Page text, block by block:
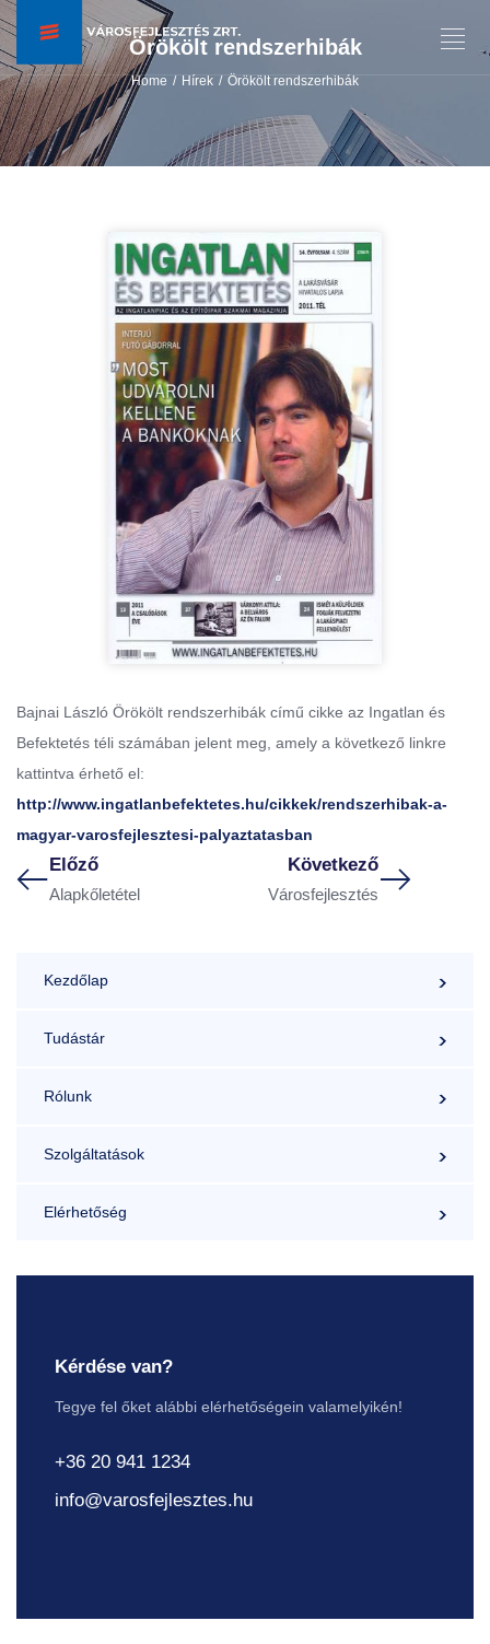
Örökölt rendszerhibák
Home / Hírek / Örökölt rendszerhibák
Bajnai László Örökölt rendszerhibák című cikke az Ingatlan és
Befektetés téli számában jelent meg, amely a következő linkre
kattintva érhető el:
http://www.ingatlanbefektetes.hu/cikkek/rendszerhibak-a-
magyar-varosfejlesztesi-palyaztatasban
Előző
Alapkőletétel
Következő
Városfejlesztés
Kezdőlap
Tudástár
Rólunk
Szolgáltatások
Elérhetőség
Kérdése van?
Tegye fel őket alábbi elérhetőségein valamelyikén!
+36 20 941 1234
info@varosfejlesztes.hu